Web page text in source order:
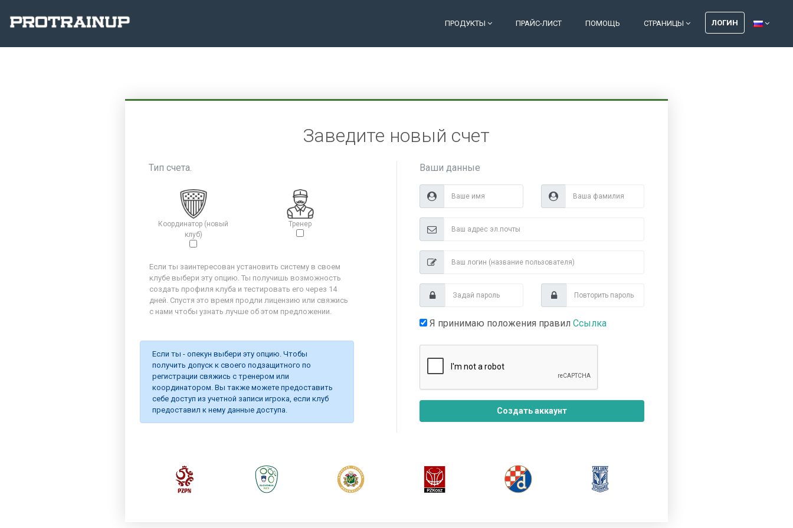
ПРОДУКТЫ ПРАЙС-ЛИСТ ПОМОЩЬ СТРАНИЦЫ ЛОГИН
Заведите новый счет
Тип счета.
Координатор (новый
клуб)
Тренер
Если ты заинтересован установить систему в своем
клубе выбери эту опцию. Ты получишь возможность
создать профиля клуба и тестировать его через 14
дней. Спустя это время продли лицензию или свяжись
с нами чтобы узнать лучше об этом предложении.
Если ты - опекун выбери эту опцию. Чтобы
получить допуск к своего подзащитного по
регистрации свяжись с тренером или
координатором. Вы также можете предоставить
себе доступ из учетной записи игрока, если клуб
предоставил к нему данные доступа.
Ваши данные
Я принимаю положения правил Ссылка
Создать аккаунт